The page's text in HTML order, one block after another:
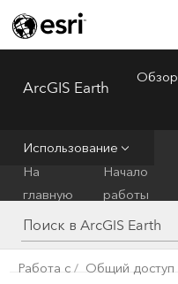
ArcGIS Earth
Обзор
Использование
На
главную
Начало
работы
Работа с Общий доступ